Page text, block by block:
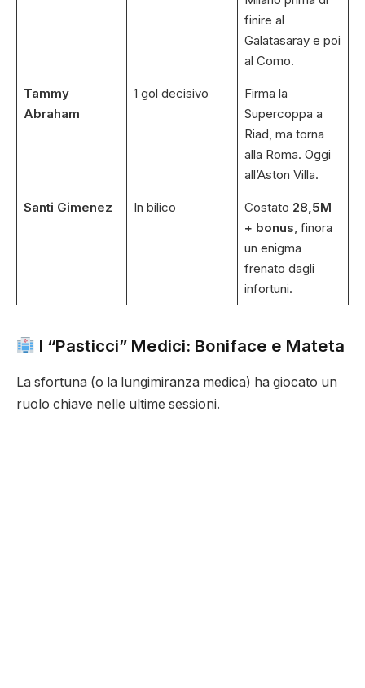
finire al
Galatasaray e poi
al Como.
Tammy
Abraham
1 gol decisivo
Firma la
Supercoppa a
Riad, ma torna
alla Roma. Oggi
all’Aston Villa.
Santi Gimenez In bilico Costato 28,5M
+ bonus, finora
un enigma
frenato dagli
infortuni.
I “Pasticci” Medici: Boniface e Mateta
La sfortuna (o la lungimiranza medica) ha giocato un
ruolo chiave nelle ultime sessioni.